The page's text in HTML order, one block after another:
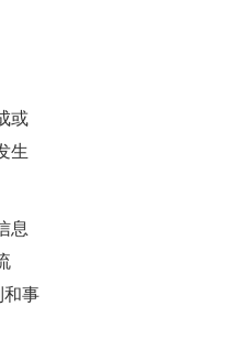
或
生
息
和事